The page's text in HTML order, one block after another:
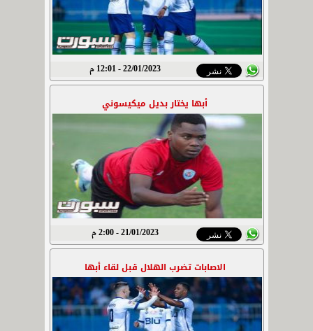
22/01/2023 - 12:01 م
أبها يختار بديل ميكيسوني
21/01/2023 - 2:00 م
الاصابات تضرب الهلال قبل لقاء أبها